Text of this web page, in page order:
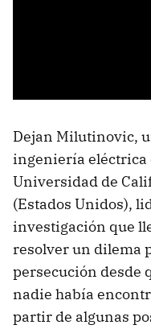
Dejan Milutinovic,
ingeniería eléctrica
Universidad de
(Estados Unidos),
investigación que
resolver un dilema
persecución desde
nadie había
partir de algunas